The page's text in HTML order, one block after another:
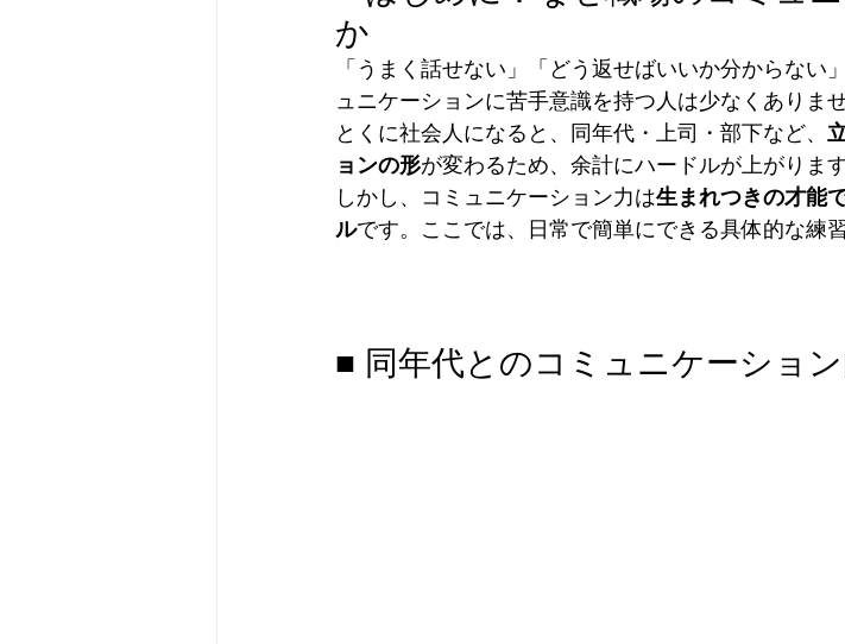
か
「うまく話せない」「どう返せばいいか分からな
ュニケーションに苦手意識を持つ人は少なくありませ
とくに社会人になると、同年代・上司・部下など、
ョンの形が変わるため、余計にハードルが上がります
しかし、コミュニケーション力は生まれつきの才能
ルです。ここでは、日常で簡単にできる具体的な練
■ 同年代とのコミュニケーショ